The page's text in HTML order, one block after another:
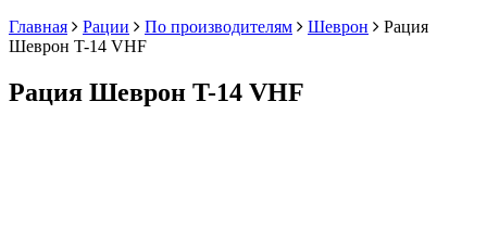
Главная
Рации По производителям Шеврон
Рация
Шеврон T-14 VHF
Рация Шеврон T-14 VHF